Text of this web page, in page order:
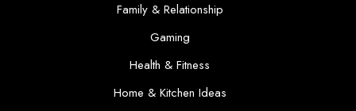
Family & Relationship
Gaming
Health & Fitness
Home & Kitchen Ideas